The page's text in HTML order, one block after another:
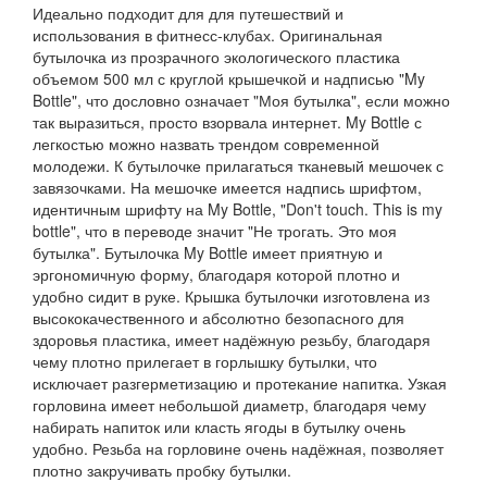
Идеально подходит для для путешествий и
использования в фитнесс-клубах. Оригинальная
бутылочка из прозрачного экологического пластика
объемом 500 мл с круглой крышечкой и надписью "My
Bottle", что дословно означает "Моя бутылка", если можно
так выразиться, просто взорвала интернет. My Bottle с
легкостью можно назвать трендом современной
молодежи. К бутылочке прилагаться тканевый мешочек с
завязочками. На мешочке имеется надпись шрифтом,
идентичным шрифту на My Bottle, "Don't touch. This is my
bottle", что в переводе значит "Не трогать. Это моя
бутылка". Бутылочка My Bottle имеет приятную и
эргономичную форму, благодаря которой плотно и
удобно сидит в руке. Крышка бутылочки изготовлена из
высококачественного и абсолютно безопасного для
здоровья пластика, имеет надёжную резьбу, благодаря
чему плотно прилегает в горлышку бутылки, что
исключает разгерметизацию и протекание напитка. Узкая
горловина имеет небольшой диаметр, благодаря чему
набирать напиток или класть ягоды в бутылку очень
удобно. Резьба на горловине очень надёжная, позволяет
плотно закручивать пробку бутылки.